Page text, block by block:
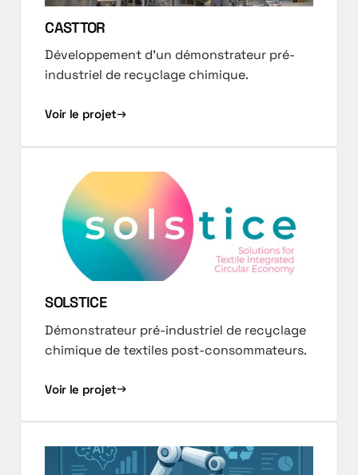
CASTTOR
Développement d'un démonstrateur pré-
industriel de recyclage chimique.
Voir le projet
SOLSTICE
Démonstrateur pré-industriel de recyclage
chimique de textiles post-consommateurs.
Voir le projet